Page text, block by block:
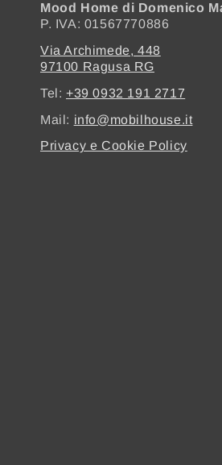
Mood Home di Domenico
P. IVA: 01567770886
Via Archimede, 448
97100 Ragusa RG
Tel: +39 0932 191 2717
Mail: info@mobilhouse.it
Privacy e Cookie Policy